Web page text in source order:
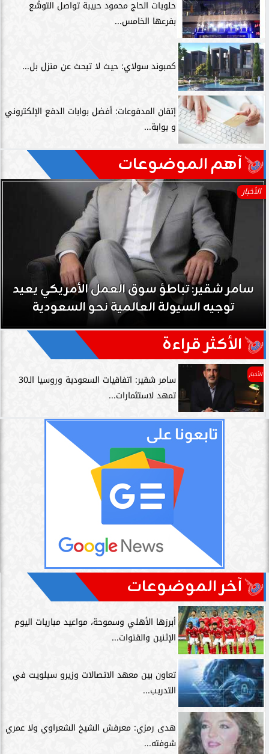
حلويات الحاج محمود حبيبة تواصل التوسُّع
بفرعها الخامس...
كمبوند سولاي: حيث لا تبحث عن منزل بل...
إتقان المدفوعات: أفضل بوابات الدفع الإلكتروني
و بوابة...
آهم الموضوعات
الأخبار
سامر شقير: تباطؤ سوق العمل الأمريكي يعيد
توجيه السيولة العالمية نحو السعودية
الأكثر قراءة
الأخبار
سامر شقير: اتفاقيات السعودية وروسيا الـ30
تمهد لاستثمارات...
آخر الموضوعات
أبرزها الأهلي وسموحة، مواعيد مباريات اليوم
الإثنين والقنوات...
تعاون بين معهد الاتصالات وزيرو سبلويت في
التدريب...
هدى رمزي: معرفش الشيخ الشعراوي ولا عمري
شوفته...